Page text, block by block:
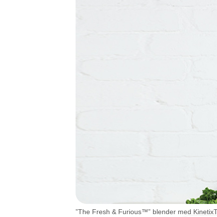
”The Fresh & Furious™” blender med